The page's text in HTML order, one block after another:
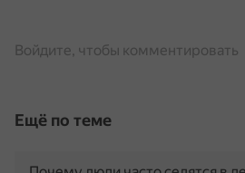
Войдите, чтобы комментировать
Ещё по теме